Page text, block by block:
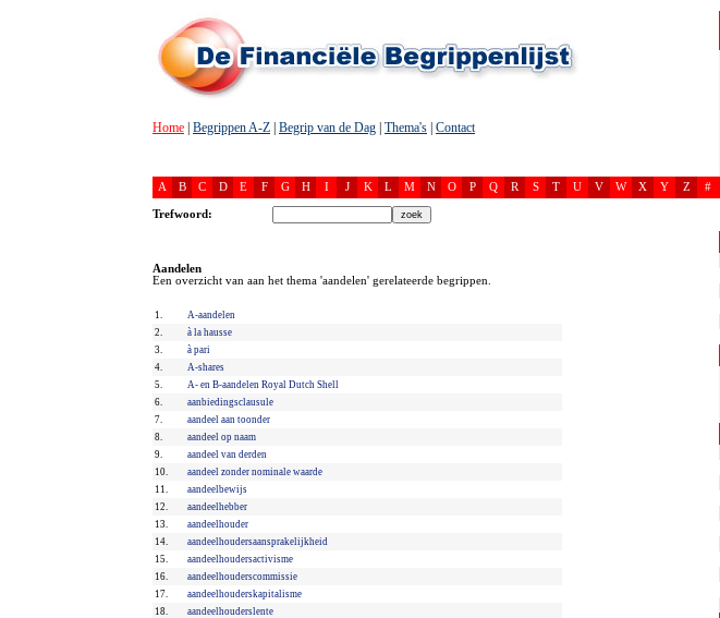
Home Begrippen A-Z Begrip van de Dag Thema's Contact
A B C D E F G H I J K L M N O P Q R S T U V W X Y Z #
Trefwoord:
Aandelen
Een overzicht van aan het thema 'aandelen' gerelateerde begrippen.
1.
A-aandelen
2.
à la hausse
3.
à pari
4.
A-shares
5.
A- en B-aandelen Royal Dutch Shell
6.
aanbiedingsclausule
7.
aandeel aan toonder
8.
aandeel op naam
9.
aandeel van derden
10.
aandeel zonder nominale waarde
11.
aandeelbewijs
12.
aandeelhebber
13.
aandeelhouder
14.
aandeelhoudersaansprakelijkheid
15.
aandeelhoudersactivisme
16.
aandeelhouderscommissie
17.
aandeelhouderskapitalisme
18.
aandeelhouderslente